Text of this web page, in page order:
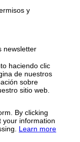
y
newsletter
haciendo clic
de nuestros
sobre
sitio web.
By clicking
your information
Learn more